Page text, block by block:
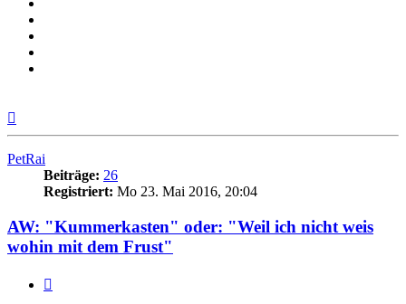
PetRai
Beiträge: 26
Registriert: Mo 23. Mai 2016, 20:04
AW: "Kummerkasten" oder: "Weil ich nicht weis
wohin mit dem Frust"